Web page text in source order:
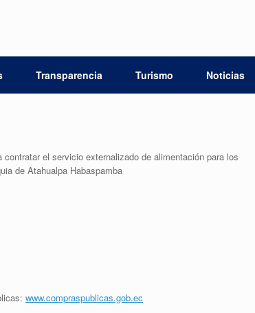
Transparencia Turismo Noticias
el servicio externalizado de alimentación para los
de Atahualpa Habaspamba
www.compraspublicas.gob.ec